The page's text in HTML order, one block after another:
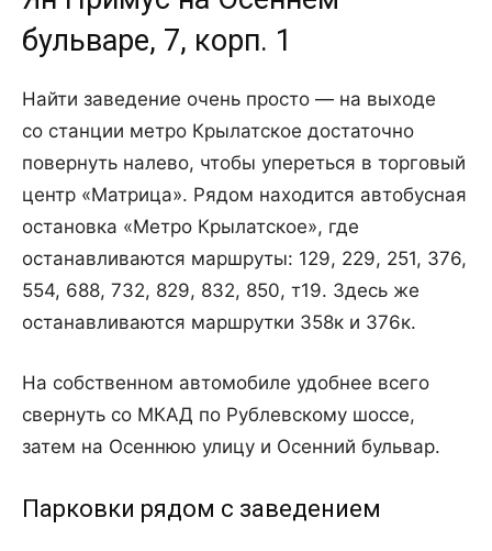
бульваре, 7, корп. 1
Найти заведение очень просто — на выходе
со станции метро Крылатское достаточно
повернуть налево, чтобы упереться в торговый
центр «Матрица». Рядом находится автобусная
остановка «Метро Крылатское», где
останавливаются маршруты: 129, 229, 251, 376,
554, 688, 732, 829, 832, 850, т19. Здесь же
останавливаются маршрутки 358к и 376к.
На собственном автомобиле удобнее всего
свернуть со МКАД по Рублевскому шоссе,
затем на Осеннюю улицу и Осенний бульвар.
Парковки рядом с заведением